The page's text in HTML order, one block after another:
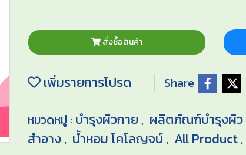
สั่งซื้อสินค้า
เพิ่มรายการโปรด Share
หมวดหมู่ : บำรุงผิวกาย , ผลิตภัณฑ์บำรุงผิว
สำอาง , น้ำหอม โคโลญจน์ , All Product ,